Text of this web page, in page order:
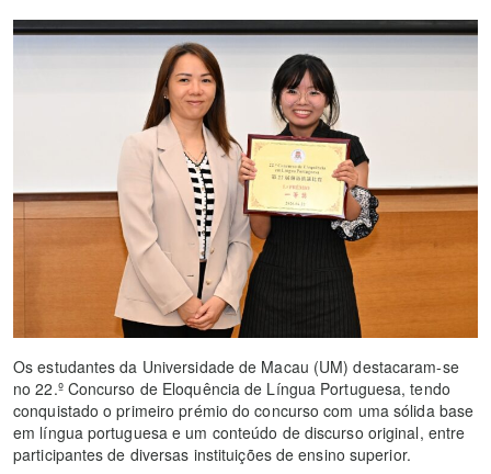
Os estudantes da Universidade de Macau (UM) destacaram-se
no 22.º Concurso de Eloquência de Língua Portuguesa, tendo
conquistado o primeiro prémio do concurso com uma sólida base
em língua portuguesa e um conteúdo de discurso original, entre
participantes de diversas instituições de ensino superior.